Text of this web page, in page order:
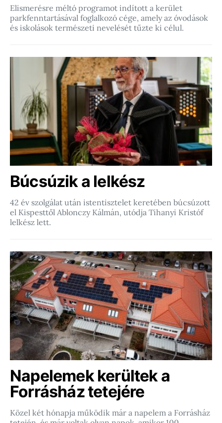
Elismerésre méltó programot indított a kerület
parkfenntartásával foglalkozó cége, amely az óvodások
és iskolások természeti nevelését tűzte ki célul.
Búcsúzik a lelkész
42 év szolgálat után istentisztelet keretében búcsúzott
el Kispesttől Ablonczy Kálmán, utódja Tihanyi Kristóf
lelkész lett.
Napelemek kerültek a
Forrásház tetejére
Közel két hónapja működik már a napelem a Forrásház